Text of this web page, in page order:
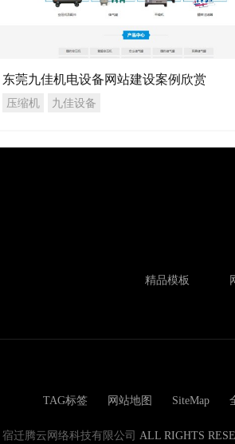
东莞九佳机电设备网站建设案例欣赏
压缩机 九佳设备
精品模板
SiteMap
网站地图
TAG标签
宿迁腾云网络科技有限公司 ALL RIGHTS